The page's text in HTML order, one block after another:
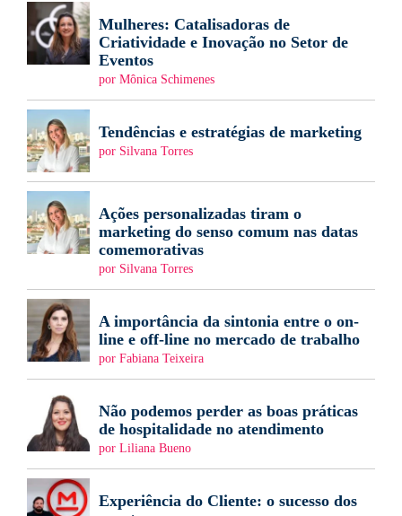
Mulheres: Catalisadoras de
Criatividade e Inovação no Setor de
Eventos
por Mônica Schimenes
Tendências e estratégias de marketing
por Silvana Torres
Ações personalizadas tiram o
marketing do senso comum nas datas
comemorativas
por Silvana Torres
A importância da sintonia entre o on-
line e off-line no mercado de trabalho
por Fabiana Teixeira
Não podemos perder as boas práticas
de hospitalidade no atendimento
por Liliana Bueno
Experiência do Cliente: o sucesso dos